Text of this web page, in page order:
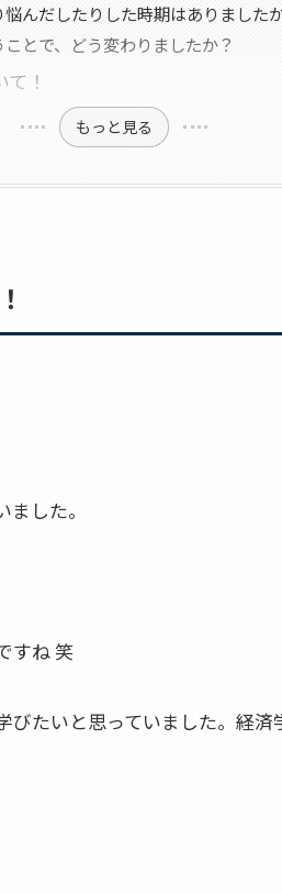
んだしたりした時期はありました
とで、どう変わりましたか？
！
もっと見る
した。
すね 笑
たいと思っていました。経